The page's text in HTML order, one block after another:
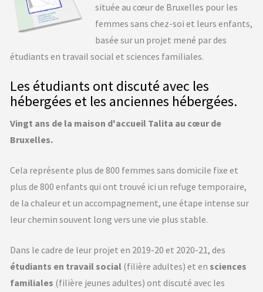
située au cœur de Bruxelles pour les
femmes sans chez-soi et leurs enfants,
basée sur un projet mené par des
étudiants en travail social et sciences familiales.
Les étudiants ont discuté avec les
hébergées et les anciennes hébergées.
Vingt ans de la maison d'accueil Talita au cœur de
Bruxelles.
Cela représente plus de 800 femmes sans domicile fixe et
plus de 800 enfants qui ont trouvé ici un refuge temporaire,
de la chaleur et un accompagnement, une étape intense sur
leur chemin souvent long vers une vie plus stable.
Dans le cadre de leur projet en 2019-20 et 2020-21, des
étudiants en travail social (filière adultes) et en sciences
familiales (filière jeunes adultes) ont discuté avec les